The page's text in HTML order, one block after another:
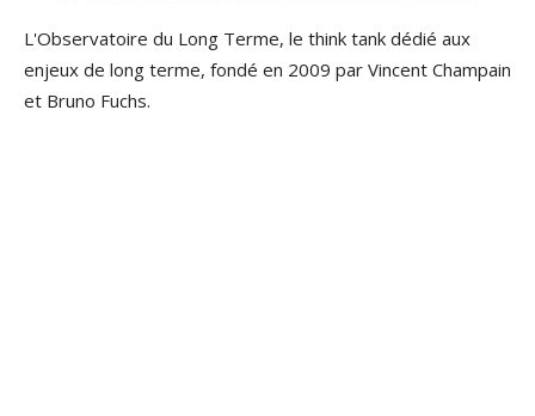
L'Observatoire du Long Terme, le think tank dédié aux
enjeux de long terme, fondé en 2009 par Vincent Champain
et Bruno Fuchs.